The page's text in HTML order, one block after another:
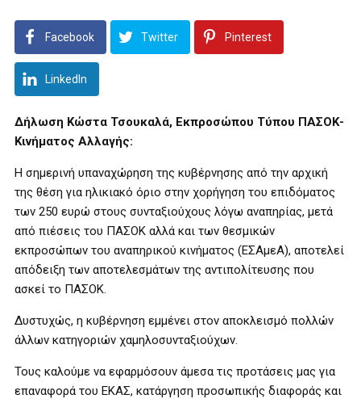
Facebook Twitter Pinterest
LinkedIn
Δήλωση Κώστα Τσουκαλά, Εκπροσώπου Τύπου ΠΑΣΟΚ-
Κινήματος Αλλαγής:
Η σημερινή υπαναχώρηση της κυβέρνησης από την αρχική
της θέση για ηλικιακό όριο στην χορήγηση του επιδόματος
των 250 ευρώ στους συνταξιούχους λόγω αναπηρίας, μετά
από πιέσεις του ΠΑΣΟΚ αλλά και των θεσμικών
εκπροσώπων του αναπηρικού κινήματος (ΕΣΑμεΑ), αποτελεί
απόδειξη των αποτελεσμάτων της αντιπολίτευσης που
ασκεί το ΠΑΣΟΚ.
Δυστυχώς, η κυβέρνηση εμμένει στον αποκλεισμό πολλών
άλλων κατηγοριών χαμηλοσυνταξιούχων.
Τους καλούμε να εφαρμόσουν άμεσα τις προτάσεις μας για
επαναφορά του ΕΚΑΣ, κατάργηση προσωπικής διαφοράς και